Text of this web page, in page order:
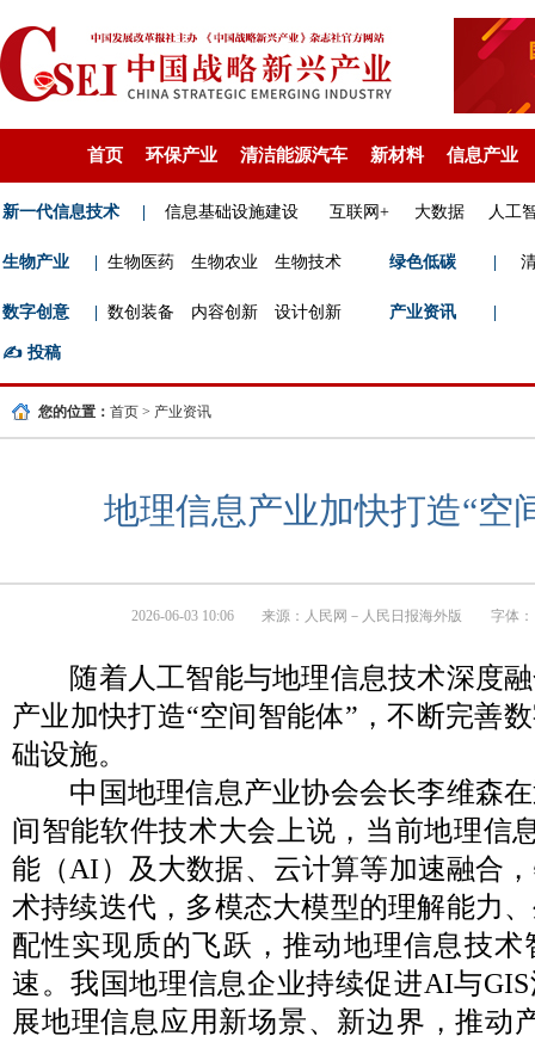
首页 环保产业 清洁能源汽车 新材料 信息产业
新一代信息技术 信息基础设施建设 互联网+ 大数据 人工
生物产业 生物医药 生物农业 生物技术 绿色低碳
数字创意 数创装备 内容创新 设计创新 产业资讯
✍️ 投稿
您的位置： 首页 > 产业资讯
地理信息产业加快打造“空
2026-06-03 10:06 来源： 人民网－人民日报海外版 字体
随着人工智能与地理信息技术深度
产业加快打造“空间智能体”，不断完善
础设施。
中国地理信息产业协会会长李维森在
间智能软件技术大会上说，当前地理信
能（AI）及大数据、云计算等加速融合
术持续迭代，多模态大模型的理解能力
配性实现质的飞跃，推动地理信息技
速。我国地理信息企业持续促进AI与
展地理信息应用新场景、新边界，推动